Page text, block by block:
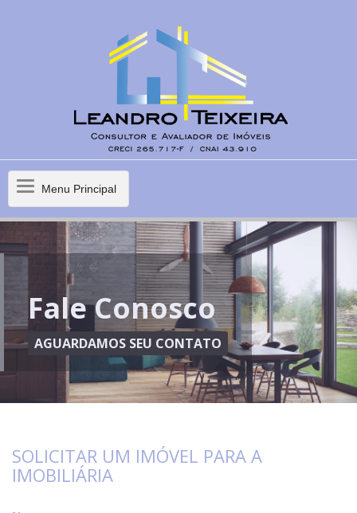
MenuMenu Principal
Fale Conosco
AGUARDAMOS SEU CONTATO
SOLICITAR UM IMÓVEL PARA A
IMOBILIÁRIA